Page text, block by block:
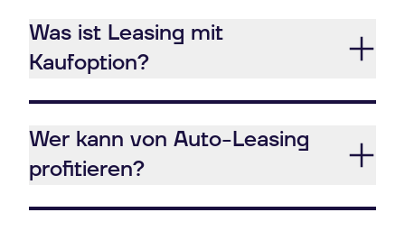
Was ist Leasing mit
Kaufoption?
Wer kann von Auto-Leasing
profitieren?